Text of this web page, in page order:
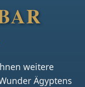
weitere
Ägyptens